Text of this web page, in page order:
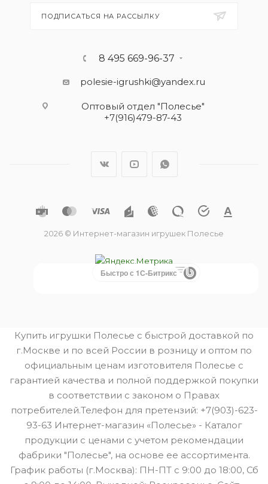
ПОДПИСАТЬСЯ НА РАССЫЛКУ
8 495 669-96-37
polesie-igrushki@yandex.ru
Оптовый отдел "Полесье"
+7(916)479-87-43
2026 © Интернет-магазин игрушек Полесье
Быстро с 1С-Битрикс
Купить игрушки Полесье с быстрой доставкой по
г.Москве и по всей России в розницу и оптом по
официальным ценам изготовителя Полесье с
гарантией качества и полной поддержкой покупки
в соответствии с законом о Правах
потребителей.Телефон для претензий: +7(903)-623-
93-63 Интернет-магазин «Полесье» - Каталог
продукции с ценами с учетом рекомендации
фабрики "Полесье", на основе ее ассортимента.
График работы (г.Москва): ПН-ПТ с 9:00 до 18:00, Сб